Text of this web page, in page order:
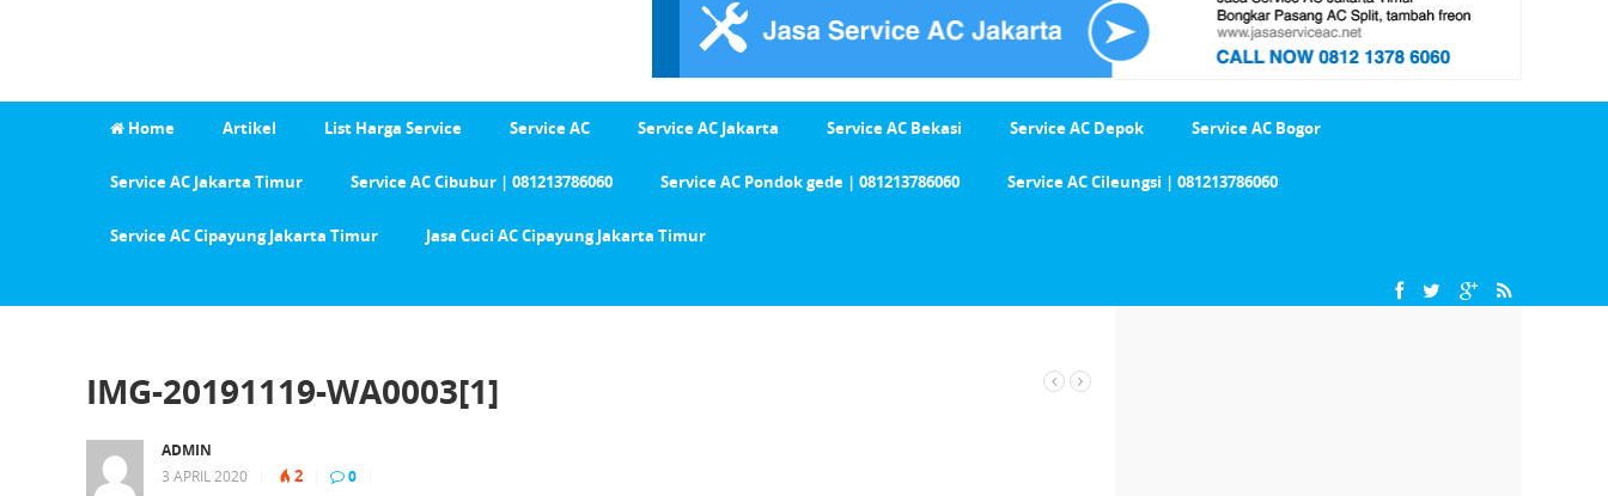
Home Artikel List Harga Service Service AC Service AC Jakarta Service AC Bekasi Service AC Depok Service AC Bogor
Service AC Jakarta Timur Service AC Cibubur | 081213786060 Service AC Pondok gede | 081213786060 Service AC Cileungsi | 081213786060
Service AC Cipayung Jakarta Timur Jasa Cuci AC Cipayung Jakarta Timur
IMG-20191119-WA0003[1]
ADMIN
3 APRIL 2020
2 0